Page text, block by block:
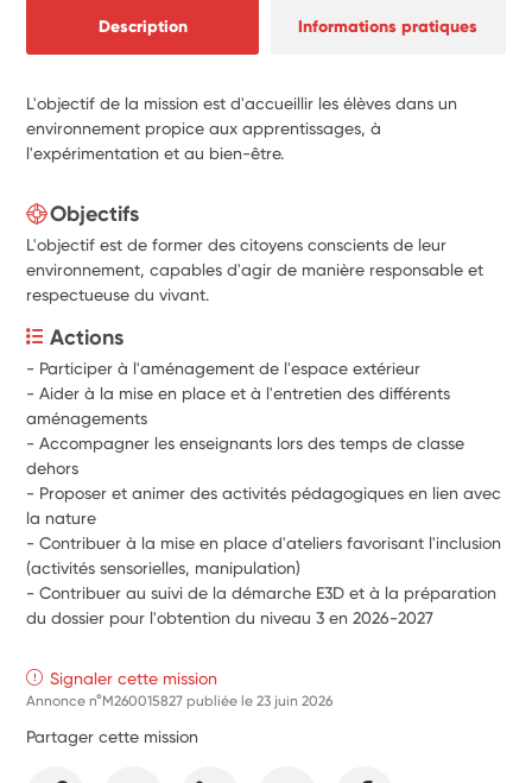
Description Informations pratiques
L'objectif de la mission est d'accueillir les élèves dans un
environnement propice aux apprentissages, à
l'expérimentation et au bien-être.
Objectifs
L'objectif est de former des citoyens conscients de leur
environnement, capables d'agir de manière responsable et
respectueuse du vivant.
Actions
- Participer à l'aménagement de l'espace extérieur
- Aider à la mise en place et à l'entretien des différents
aménagements
- Accompagner les enseignants lors des temps de classe
dehors
- Proposer et animer des activités pédagogiques en lien avec
la nature
- Contribuer à la mise en place d'ateliers favorisant l'inclusion
(activités sensorielles, manipulation)
- Contribuer au suivi de la démarche E3D et à la préparation
du dossier pour l'obtention du niveau 3 en 2026-2027
Signaler cette mission
Annonce n°M260015827 publiée le23 juin 2026
Partager cette mission